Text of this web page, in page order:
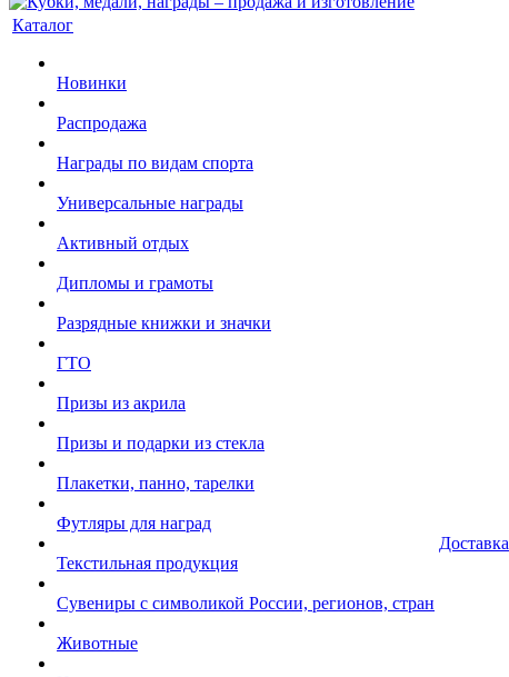
Каталог
Новинки
Распродажа
Награды по видам спорта
Универсальные награды
Активный отдых
Дипломы и грамоты
Разрядные книжки и значки
ГТО
Призы из акрила
Призы и подарки из стекла
Плакетки, панно, тарелки
Футляры для наград
Текстильная продукция
Сувениры с символикой России, регионов, стран
Животные
Доставка